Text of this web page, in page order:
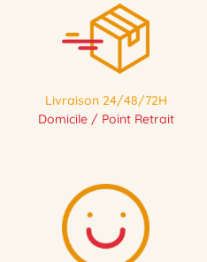
Livraison 24/48/72H
Domicile / Point Retrait